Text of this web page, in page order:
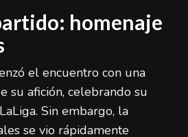
homenaje
el encuentro con una
su afición, celebrando su
Sin embargo, la
se vio rápidamente